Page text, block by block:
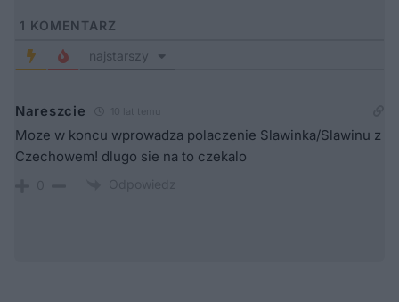
1 KOMENTARZ
najstarszy
Nareszcie
Moze w koncu wprowadza polaczenie Slawinka/Slawinu z
Czechowem! dlugo sie na to czekalo